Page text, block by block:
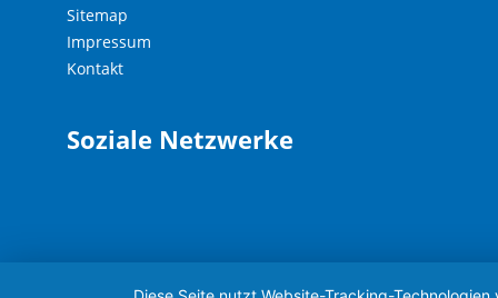
Sitemap
Impressum
Kontakt
Soziale Netzwerke